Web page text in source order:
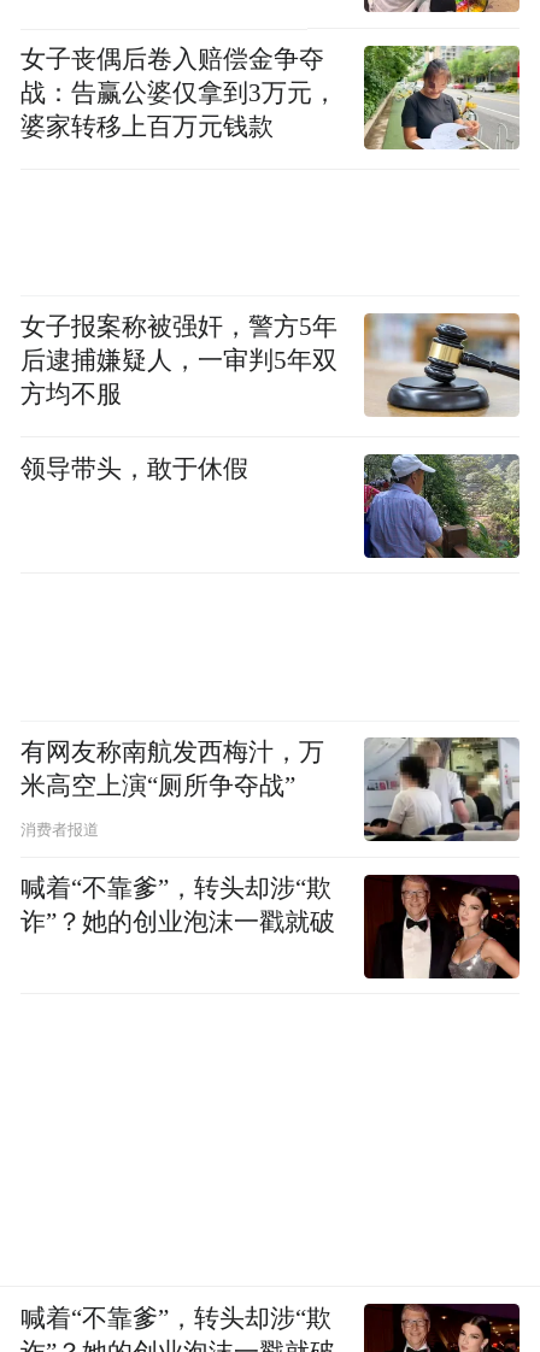
女子丧偶后卷入赔偿金争夺
战：告赢公婆仅拿到3万元，
婆家转移上百万元钱款
女子报案称被强奸，警方5年
后逮捕嫌疑人，一审判5年双
方均不服
领导带头，敢于休假
有网友称南航发西梅汁，万
米高空上演“厕所争夺战”
消费者报道
喊着“不靠爹”，转头却涉“欺
诈”？她的创业泡沫一戳就破
喊着“不靠爹”，转头却涉“欺